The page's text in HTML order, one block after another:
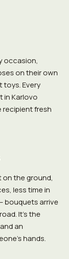
occasion,
on their own
Every
in Karlovo
recipient fresh
on the ground,
less time in
bouquets arrive
It's the
an
hands.